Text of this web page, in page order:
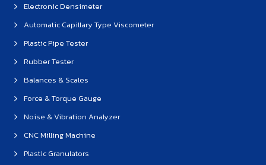
Electronic Densimeter
Automatic Capillary Type Viscometer
Plastic Pipe Tester
Rubber Tester
Balances & Scales
Force & Torque Gauge
Noise & Vibration Analyzer
CNC Milling Machine
Plastic Granulators